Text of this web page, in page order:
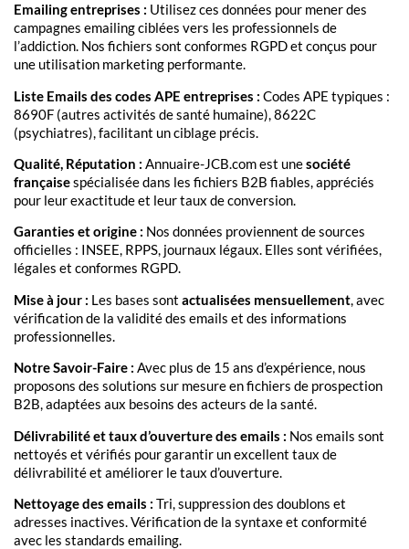
Emailing entreprises : Utilisez ces données pour mener des
campagnes emailing ciblées vers les professionnels de
l’addiction. Nos fichiers sont conformes RGPD et conçus pour
une utilisation marketing performante.
Liste Emails des codes APE entreprises : Codes APE typiques :
8690F (autres activités de santé humaine), 8622C
(psychiatres), facilitant un ciblage précis.
Qualité, Réputation : Annuaire-JCB.com est unesociété
françaisespécialisée dans les fichiers B2B fiables, appréciés
pour leur exactitude et leur taux de conversion.
Garanties et origine : Nos données proviennent de sources
officielles : INSEE, RPPS, journaux légaux. Elles sont vérifiées,
légales et conformes RGPD.
Mise à jour : Les bases sont actualisées mensuellement, avec
vérification de la validité des emails et des informations
professionnelles.
Notre Savoir-Faire : Avec plus de 15 ans d’expérience, nous
proposons des solutions sur mesure en fichiers de prospection
B2B, adaptées aux besoins des acteurs de la santé.
Délivrabilité et taux d’ouverture des emails : Nos emails sont
nettoyés et vérifiés pour garantir un excellent taux de
délivrabilité et améliorer le taux d’ouverture.
Nettoyage des emails : Tri, suppression des doublons et
adresses inactives. Vérification de la syntaxe et conformité
avec les standards emailing.